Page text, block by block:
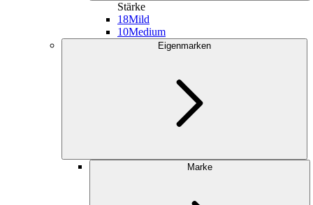
Stärke
18Mild
10Medium
Eigenmarken
Marke